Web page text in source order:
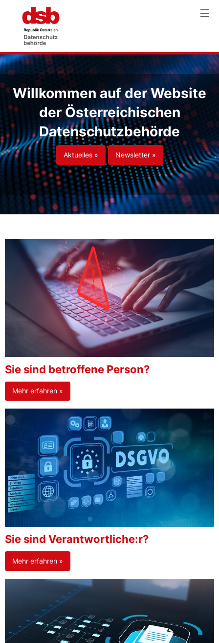
Willkommen auf der Website
der Österreichischen
Datenschutzbehörde
Aktuelles » Newsletter »
Sie sind betroffene Person?
Mehr erfahren »
Sie sind Verantwortliche:r?
Mehr erfahren »